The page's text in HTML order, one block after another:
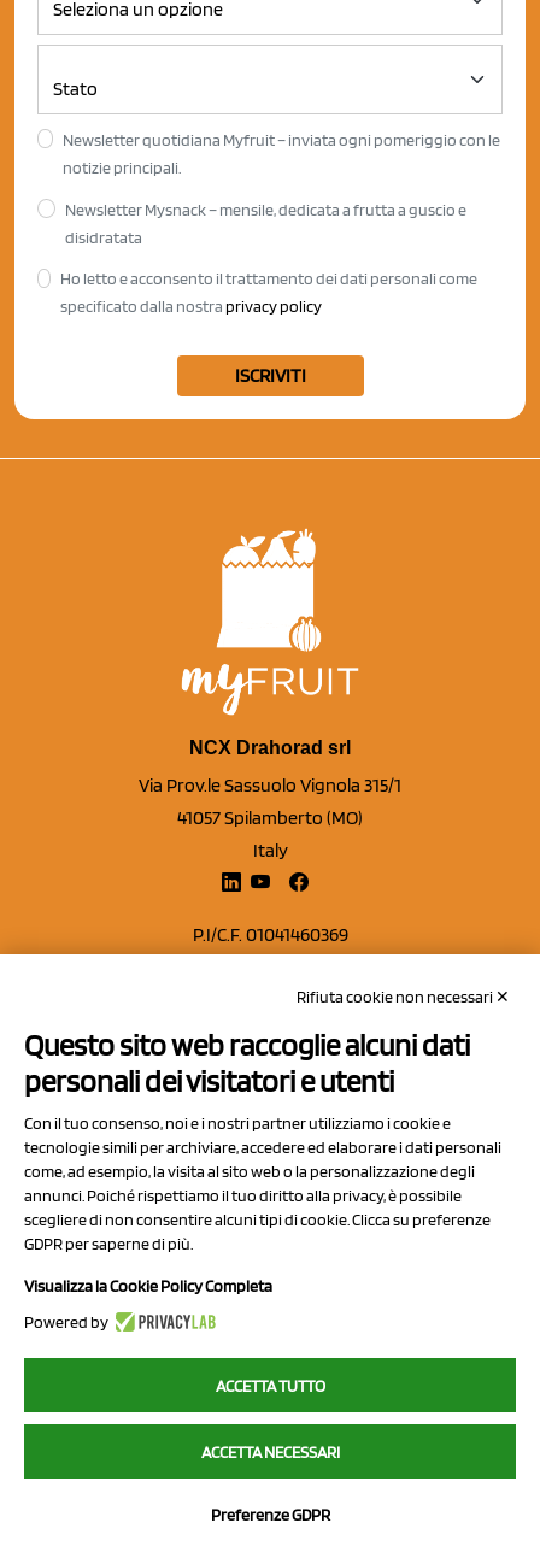
Newsletter quotidiana Myfruit – inviata ogni pomeriggio con le
notizie principali.
Newsletter Mysnack – mensile, dedicata a frutta a guscio e
disidratata
Ho letto e acconsento il trattamento dei dati personali come
specificato dalla nostra privacy policy
ISCRIVITI
NCX Drahorad srl
Via Prov.le Sassuolo Vignola 315/1
41057 Spilamberto (MO)
Italy
P.I/C.F. 01041460369
Capitale sociale Euro 50.000,00 i.v.
Contatti
Privacy Policy
Cookie Policy
Chi Siamo
2023 NCX Drahorad srl - All rights reserved
myfruit.it è parte del network diNCX DRAHORAD
NCX Drahorad - Via Provinciale Vignola-Sassuolo 315/1 - 41057
Rifiuta cookie non necessari ✕
Questo sito web raccoglie alcuni dati
personali dei visitatori e utenti
Con il tuo consenso, noi e i nostri partner utilizziamo i cookie e
tecnologie simili per archiviare, accedere ed elaborare i dati personali
come, ad esempio, la visita al sito web o la personalizzazione degli
annunci. Poiché rispettiamo il tuo diritto alla privacy, è possibile
scegliere di non consentire alcuni tipi di cookie. Clicca su preferenze
GDPR per saperne di più.
Visualizza la Cookie Policy Completa
Powered by
ACCETTA TUTTO
ACCETTA NECESSARI
Preferenze GDPR